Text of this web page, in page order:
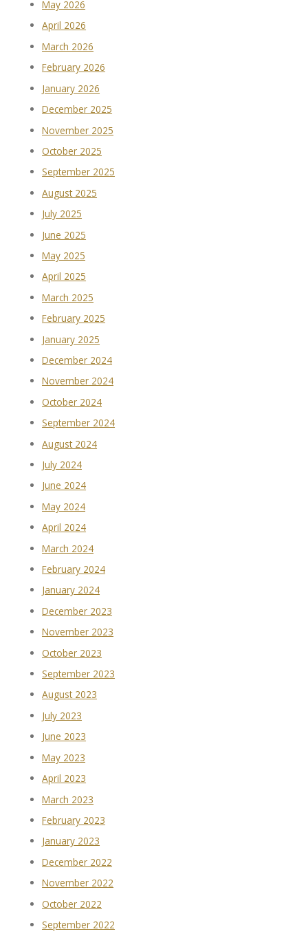
May 2026
April 2026
March 2026
February 2026
January 2026
December 2025
November 2025
October 2025
September 2025
August 2025
July 2025
June 2025
May 2025
April 2025
March 2025
February 2025
January 2025
December 2024
November 2024
October 2024
September 2024
August 2024
July 2024
June 2024
May 2024
April 2024
March 2024
February 2024
January 2024
December 2023
November 2023
October 2023
September 2023
August 2023
July 2023
June 2023
May 2023
April 2023
March 2023
February 2023
January 2023
December 2022
November 2022
October 2022
September 2022